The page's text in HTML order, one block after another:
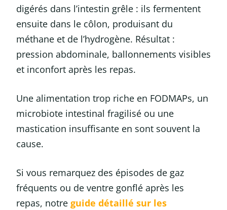
digérés dans l’intestin grêle : ils fermentent
ensuite dans le côlon, produisant du
méthane et de l’hydrogène. Résultat :
pression abdominale, ballonnements visibles
et inconfort après les repas.
Une alimentation trop riche en FODMAPs, un
microbiote intestinal fragilisé ou une
mastication insuffisante en sont souvent la
cause.
Si vous remarquez des épisodes de gaz
fréquents ou de ventre gonflé après les
repas, notre guide détaillé sur les